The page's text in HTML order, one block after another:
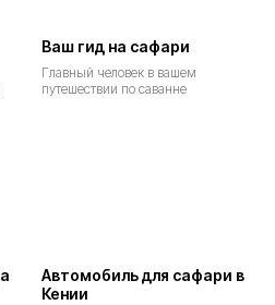
Ваш гид на сафари
Главный человек в вашем
путешествии по саванне
Автомобиль для сафари в
Кении